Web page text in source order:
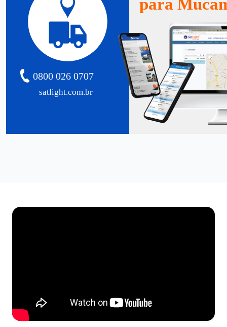
satlight.com.br
0800 026 0707
para